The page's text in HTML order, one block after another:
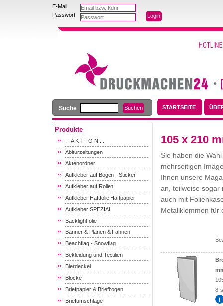
E-Mail
Passwort
Suche STARTSEITE
Produkte
. : A K T I O N : .
Abiturzeitungen
Aktenordner
Aufkleber auf Bogen - Sticker
Aufkleber auf Rollen
Aufkleber Haftfolie Haftpapier
Aufkleber SPEZIAL
Backlightfolie
Banner & Planen & Fahnen
Beachflag - Snowflag
Bekleidung und Textilien
Bierdeckel
Blöcke
Briefpapier & Briefbogen
Briefumschläge
105 x 210
Sie haben die
mehrseitigen
Ihnen unsere
an, teilweise sogar
auch mit
Metallklemmen für
8-